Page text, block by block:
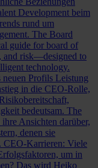
Development beim
rund um
The Board
guide for board of
and risk—designed to
technology.
neuen Profils Leistung
in die CEO-Rolle,
bedeutsam. The
Ansichten darüber,
denen sie
CEO-Karrieren: Viele
um in
Das wird Heiko